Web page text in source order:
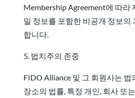
Membership Agreement에 따라
밀 정보를 포함한 비공개 정보의
합니다.
5. 법치주의 존중
FIDO Alliance 및 그 회원사는 법
장소의 법률, 특정 개인, 회사 또